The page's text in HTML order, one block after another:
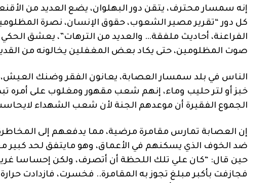
إنه سمسار محترف، يتقن دور البهلوان، يضع العديد من
كل دور “تقرير مصير الشعوب، حقوق الإنسان، نصرة
الفراعنة، أحاديث ملفقة… والعديد من الترهات”، يعشق
صوت المظلومين، حتى يكاد بعض المغفلين يخالونه من
الناس في بلد سمسار العصابة، يعانون الفقر وضنك العيش،
خبز أو لتر حليب وماء، إنهم شعب مقهور ومغلوب على أمره
الجموع الفقيرة أن موعدهم الجنة لأن شعب الشهداء
إن العصابة تمارس مقامرة مرضية، مما يدفعهم إلى
ضد الخوف الذي يسكنهم في الأعماق، وهو مايتفق لحد كبير
حين قال: “كان علي تلك اللحظة أن أتصرف، ولكن إحساسا
فجازفت بأكبر مبلغ تجوز به المقامرة.. فخسرت، فازدادت